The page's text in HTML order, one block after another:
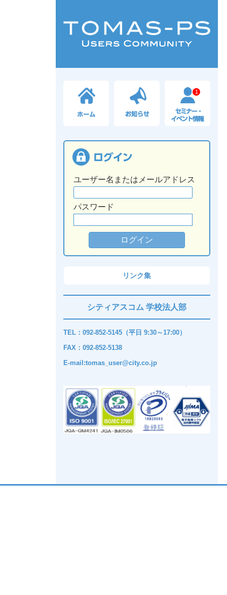
1
ユーザー名またはメールアドレス
パスワード
リンク集
シティアスコム 学校法人部
TEL：092-852-5145（平日 9:30～17:00）
FAX：092-852-5138
E-mail:tomas_user@city.co.jp